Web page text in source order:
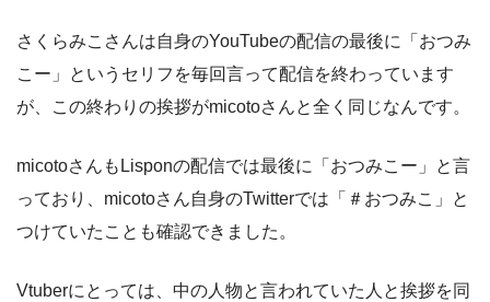
さくらみこさんは自身のYouTubeの配信の最後に「おつみ
こー」というセリフを毎回言って配信を終わっています
が、この終わりの挨拶がmicotoさんと全く同じなんです。
micotoさんもLisponの配信では最後に「おつみこー」と言
っており、micotoさん自身のTwitterでは「＃おつみこ」と
つけていたことも確認できました。
Vtuberにとっては、中の人物と言われていた人と挨拶を同